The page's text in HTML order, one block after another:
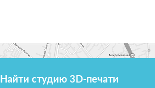
Найти студию 3D-печати